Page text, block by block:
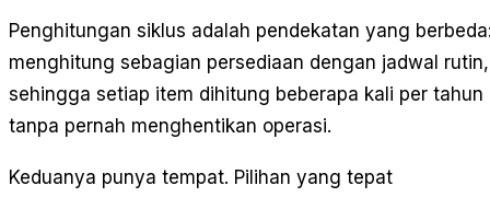
Penghitungan siklus adalah pendekatan yang
menghitung sebagian persediaan dengan jadwal rutin,
sehingga setiap item dihitung beberapa kali per tahun
tanpa pernah menghentikan operasi.
Keduanya punya tempat. Pilihan yang tepat